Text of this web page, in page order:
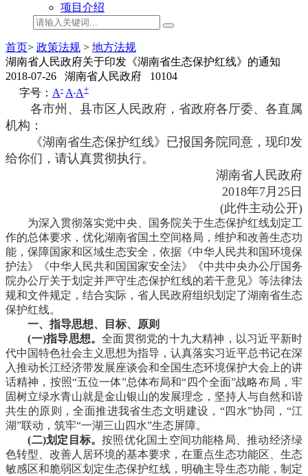
项目介绍
首页> 政策法规 > 地方法规
湖南省人民政府关于印发《湖南省生态保护红线》的通知
2018-07-26 湖南省人民政府 10104
字号： A- A A+
各市州、县市区人民政府，省政府各厅委、各直属
机构：
《湖南省生态保护红线》已报国务院同意，现印发
给你们，请认真贯彻执行。
湖南省人民政府
2018年7月25日
(此件主动公开)
为深入贯彻落实党中央、国务院关于生态保护红线划定工
作的总体要求，优化湖南省国土空间格局，维护和改善生态功
能，保障国家和区域生态安全，依据《中华人民共和国环境保
护法》《中华人民共和国国家安全法》《中共中央办公厅国务
院办公厅关于划定并严守生态保护红线的若干意见》等法律法
规和文件规定，结合实际，省人民政府组织划定了湖南省生态
保护红线。
一、指导思想、目标、原则
(一)指导思想。全面贯彻党的十九大精神，以习近平新时
代中国特色社会主义思想为指导，认真落实习近平总书记在深
入推动长江经济带发展座谈会和全国生态环境保护大会上的讲
话精神，按照“五位一体”总体布局和“四个全面”战略布局，牢
固树立绿水青山就是金山银山的发展理念，坚持人与自然和谐
共生的原则，全面推进我省生态文明建设，“四水”协同，“江
湖”联动，筑牢“一湖三山四水”生态屏障。
(二)划定目标。按照优化国土空间功能格局、推动经济绿
色转型、改善人居环境的基本要求，在重点生态功能区、生态
敏感区和脆弱区划定生态保护红线，明确主导生态功能，制定